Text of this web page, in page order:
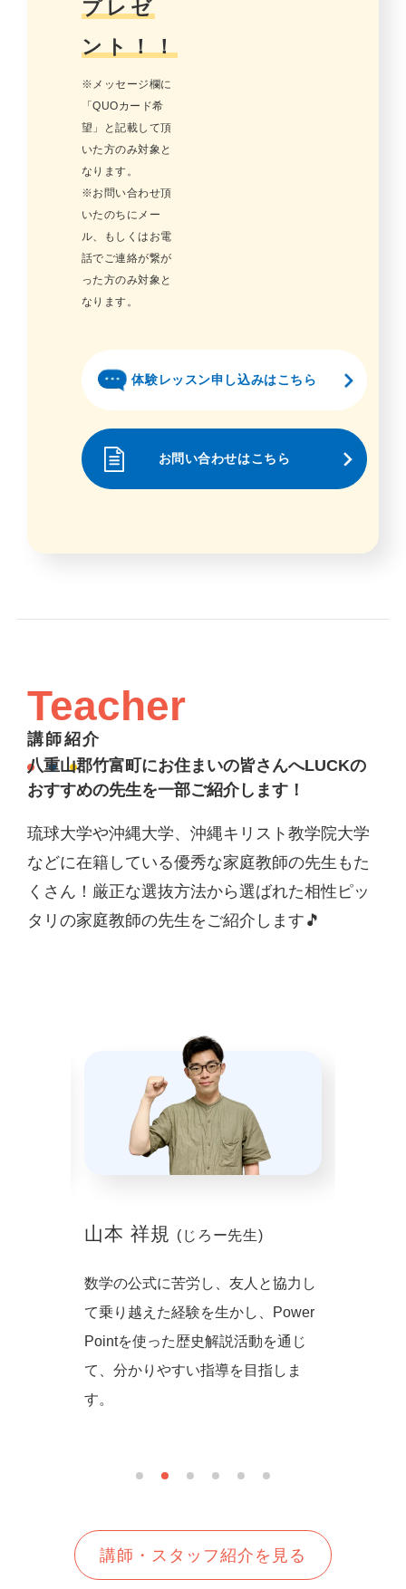
プレゼ
ント！！
※メッセージ欄に
「QUOカード希
望」と記載して頂
いた方のみ対象と
なります。
※お問い合わせ頂
いたのちにメー
ル、もしくはお電
話でご連絡が繋が
った方のみ対象と
なります。
体験レッスン申し込みはこちら
お問い合わせはこちら
Teacher
講師紹介
八重山郡竹富町にお住まいの皆さんへLUCKの
おすすめの先生を一部ご紹介します！
琉球大学や沖縄大学、沖縄キリスト教学院大学
などに在籍している優秀な家庭教師の先生もた
くさん！厳正な選抜方法から選ばれた相性ピッ
タリの家庭教師の先生をご紹介します🎵
山本 祥規 (じろー先生)
数学の公式に苦労し、友人と協力し
て乗り越えた経験を生かし、Power
Pointを使った歴史解説活動を通じ
て、分かりやすい指導を目指しま
す。
講師・スタッフ紹介を見る